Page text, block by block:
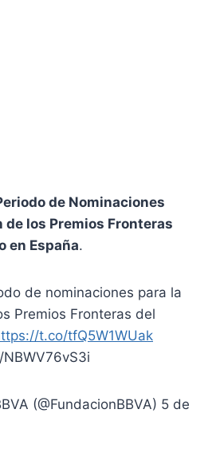
de Nominaciones
de los Premios Fronteras
en España.
de nominaciones para la
Premios Fronteras del
t.co/tfQ5W1WUak
(@FundacionBBVA) 5 de